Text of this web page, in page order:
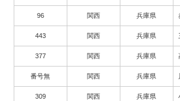
96 関西 兵庫県
443 関西 兵庫県
377 関西 兵庫県
番号無 関西 兵庫県
309 関西 兵庫県